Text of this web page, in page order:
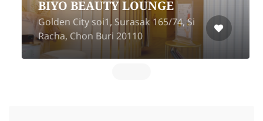
BIYO BEAUTY LOUNGE
Golden City soi1, Surasak 165/74, Si
Racha, Chon Buri 20110